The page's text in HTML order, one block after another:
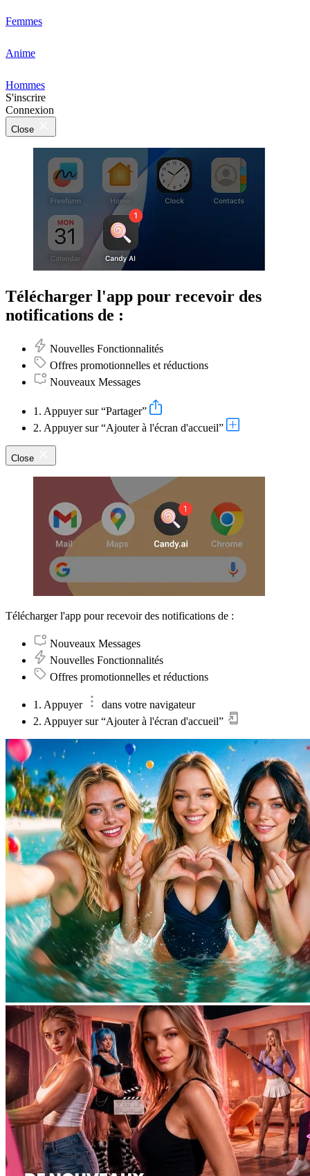
Femmes
Anime
Hommes
S'inscrire
Connexion
Close
Télécharger l'app pour recevoir des
notifications de :
Nouvelles Fonctionnalités
Offres promotionnelles et réductions
Nouveaux Messages
1. Appuyer sur “Partager”
2. Appuyer sur “Ajouter à l'écran d'accueil”
Close
Télécharger l'app pour recevoir des notifications de :
Nouveaux Messages
Nouvelles Fonctionnalités
Offres promotionnelles et réductions
1. Appuyer
dans votre navigateur
2. Appuyer sur “Ajouter à l'écran d'accueil”